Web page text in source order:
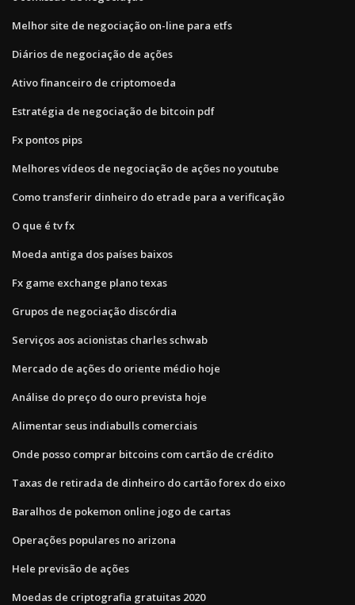
Melhor site de negociação on-line para etfs
Diários de negociação de ações
Ativo financeiro de criptomoeda
Estratégia de negociação de bitcoin pdf
Fx pontos pips
Melhores vídeos de negociação de ações no youtube
Como transferir dinheiro do etrade para a verificação
O que é tv fx
Moeda antiga dos países baixos
Fx game exchange plano texas
Grupos de negociação discórdia
Serviços aos acionistas charles schwab
Mercado de ações do oriente médio hoje
Análise do preço do ouro prevista hoje
Alimentar seus indiabulls comerciais
Onde posso comprar bitcoins com cartão de crédito
Taxas de retirada de dinheiro do cartão forex do eixo
Baralhos de pokemon online jogo de cartas
Operações populares no arizona
Hele previsão de ações
Moedas de criptografia gratuitas 2020